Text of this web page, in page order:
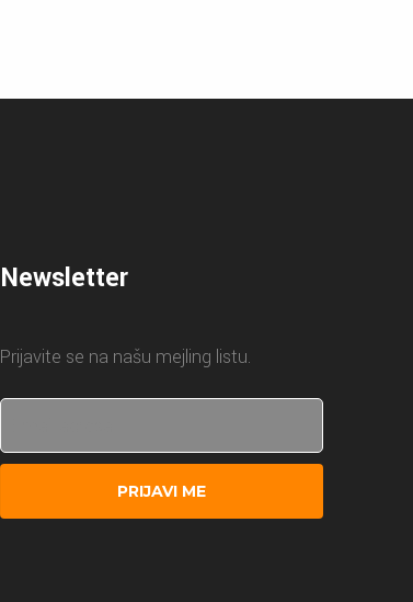
Newsletter
Prijavite se na našu mejling listu.
PRIJAVI ME